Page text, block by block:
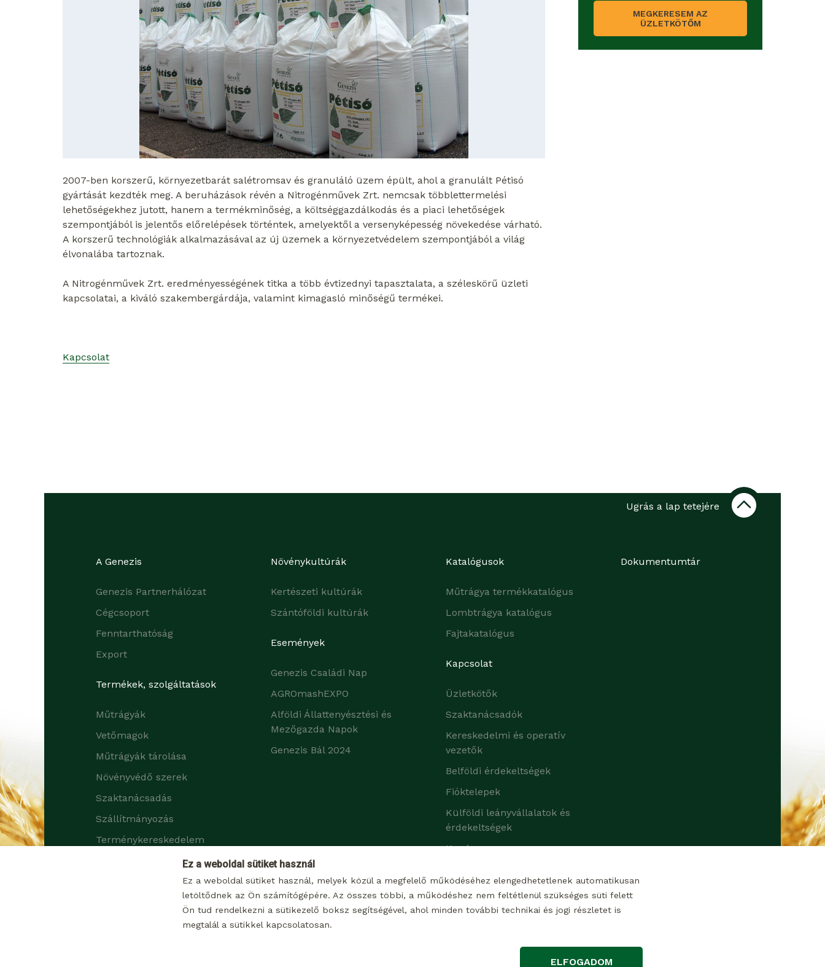
Ez a weboldal sütiket használ
Ez a weboldal sütiket használ, melyek közül a megfelelő működéséhez elengedhetetlenek automatikusan
letöltődnek az Ön számítógépére. Az összes többi, a működéshez nem feltétlenül szükséges süti felett
Ön tud rendelkezni a sütikezelő boksz segítségével, ahol minden további technikai és jogi részletet is
megtalál a sütikkel kapcsolatosan.
ELFOGADOM
2007-ben korszerű, környezetbarát salétromsav és granuláló üzem épült, ahol a granulált Pétisó
gyártását kezdték meg. A beruházások révén a Nitrogénművek Zrt. nemcsak többlettermelési
lehetőségekhez jutott, hanem a termékminőség, a költséggazdálkodás és a piaci lehetőségek
szempontjából is jelentős előrelépések történtek, amelyektől a versenyképesség növekedése várható.
A korszerű technológiák alkalmazásával az új üzemek a környezetvédelem szempontjából a világ
élvonalába tartoznak.
A Nitrogénművek Zrt. eredményességének titka a több évtizednyi tapasztalata, a széleskörű üzleti
kapcsolatai, a kiváló szakembergárdája, valamint kimagasló minőségű termékei.
Kapcsolat
MEGKERESEM AZ
ÜZLETKÖTŐM
Ugrás a lap tetejére
A Genezis
Genezis Partnerhálózat
Cégcsoport
Fenntarthatóság
Export
Termékek, szolgáltatások
Műtrágyák
Vetőmagok
Műtrágyák tárolása
Növényvédő szerek
Szaktanácsadás
Szállítmányozás
Terménykereskedelem
Zöldtrágya növények
Növénykultúrák
Kertészeti kultúrák
Szántóföldi kultúrák
Események
Genezis Családi Nap
AGROmashEXPO
Alföldi Állattenyésztési és
Mezőgazda Napok
Genezis Bál 2024
Katalógusok
Műtrágya termékkatalógus
Lombtrágya katalógus
Fajtakatalógus
Kapcsolat
Üzletkötők
Szaktanácsadók
Kereskedelmi és operatív
vezetők
Belföldi érdekeltségek
Fióktelepek
Külföldi leányvállalatok és
érdekeltségek
Karrier
Dokumentumtár